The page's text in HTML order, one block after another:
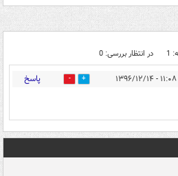
1 در انتظار بررسی: 0
۱۱:۰۸ - ۱۳۹۶/۱۲/۱۴ 4 پاسخ